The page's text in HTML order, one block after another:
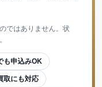
ではありません。状
も申込みOK
取にも対応